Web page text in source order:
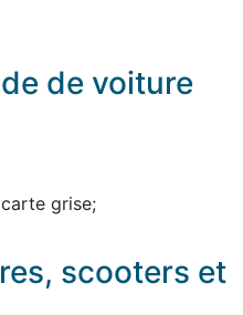
de voiture
grise;
scooters et